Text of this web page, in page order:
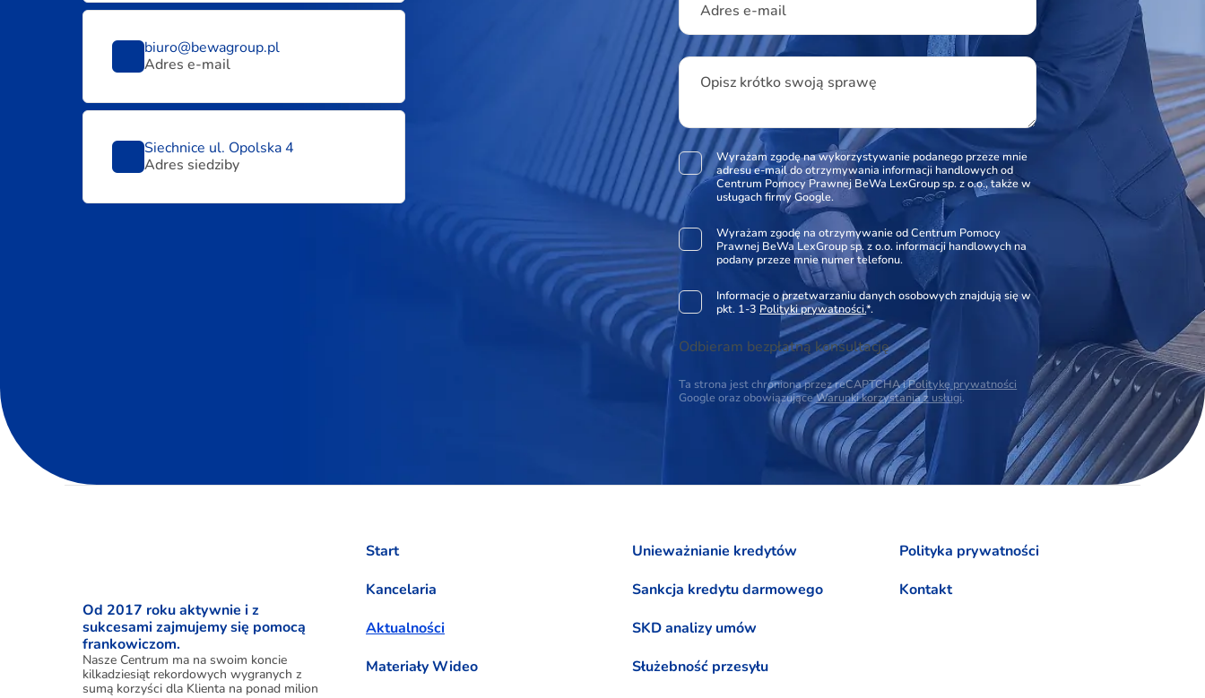
biuro@bewagroup.pl
Adres e-mail
Siechnice ul. Opolska 4
Adres siedziby
Adres e-mail
Opisz krótko swoją sprawę
Wyrażam zgodę na wykorzystywanie podanego przeze mnie
adresu e-mail do otrzymywania informacji handlowych od
Centrum Pomocy Prawnej BeWa LexGroup sp. z o.o., także w
usługach firmy Google.
Wyrażam zgodę na otrzymywanie od Centrum Pomocy
Prawnej BeWa LexGroup sp. z o.o. informacji handlowych na
podany przeze mnie numer telefonu.
Informacje o przetwarzaniu danych osobowych znajdują się w
pkt. 1-3 Polityki prywatności.*.
Odbieram bezpłatną konsultację
Ta strona jest chroniona przez reCAPTCHA iPolitykę prywatności
Google oraz obowiązująceWarunki korzystania z usługi.
Od 2017 roku aktywnie i z
sukcesami zajmujemy się pomocą
frankowiczom.
Nasze Centrum ma na swoim koncie
kilkadziesiąt rekordowych wygranych z
sumą korzyści dla Klienta na ponad milion
Start
Kancelaria
Aktualności
Materiały Wideo
Unieważnianie kredytów
Sankcja kredytu darmowego
SKD analizy umów
Służebność przesyłu
Polityka prywatności
Kontakt